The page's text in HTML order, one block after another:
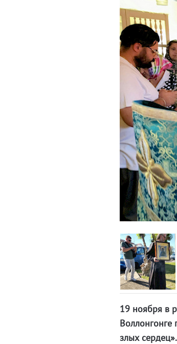
19 ноября в
злых